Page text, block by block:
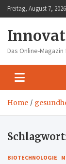
Skip
to
Freitag, August 7, 2026
Das Online-
Home
BIOTECHNOLOGIE